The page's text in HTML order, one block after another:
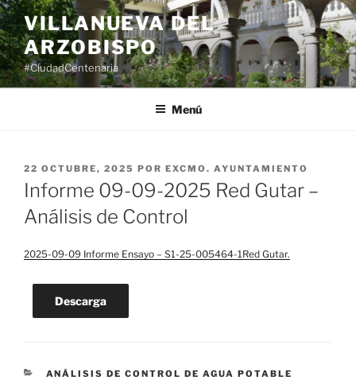
Saltar
al
contenido
VILLANUEVA DEL
ARZOBISPO
#CiudadCentenaria
Menú
PUBLICADO
EL
22 OCTUBRE, 2025 POR EXCMO. AYUNTAMIENTO
Informe 09-09-2025 Red Gutar –
Análisis de Control
2025-09-09 Informe Ensayo – S1-25-005464-1Red Gutar.
Descarga
CATEGORÍAS
ANÁLISIS DE CONTROL DE AGUA POTABLE